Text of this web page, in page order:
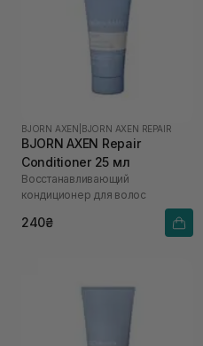
BJORN AXEN BJORN AXEN REPAIR
BJORN AXEN Repair
Conditioner 25 мл
Восстанавливающий
кондиционер для волос
240₴